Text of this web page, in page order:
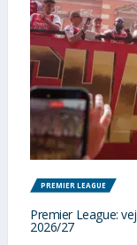
PREMIER LEAGUE
Premier League:
2026/27